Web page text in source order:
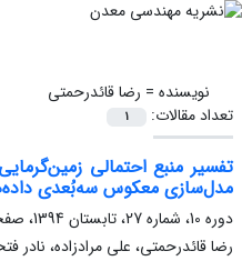
نویسنده = رضا قائدرحمتی
تعداد مقالات:
1
تفسیر منبع احتمالی
مدل‌سازی معکوس سه‌بُعدی
دوره 10، شماره 27، تابستان 1394، صفحه
رضا قائدرحمتی، علی مرادزاده، نادر